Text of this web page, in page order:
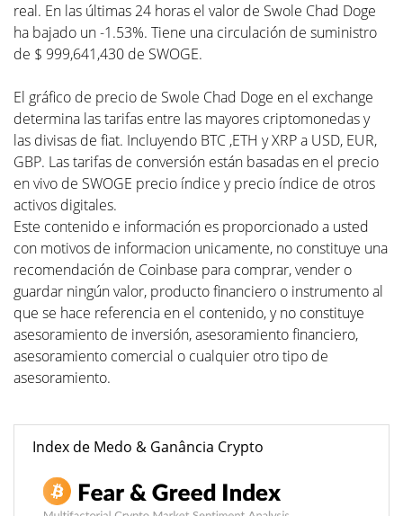
real. En las últimas 24 horas el valor de Swole Chad Doge
ha bajado un -1.53%. Tiene una circulación de suministro
de $ 999,641,430 de SWOGE.
El gráfico de precio de Swole Chad Doge en el exchange
determina las tarifas entre las mayores criptomonedas y
las divisas de fiat. Incluyendo BTC ,ETH y XRP a USD, EUR,
GBP. Las tarifas de conversión están basadas en el precio
en vivo de SWOGE precio índice y precio índice de otros
activos digitales.
Este contenido e información es proporcionado a usted
con motivos de informacion unicamente, no constituye una
recomendación de Coinbase para comprar, vender o
guardar ningún valor, producto financiero o instrumento al
que se hace referencia en el contenido, y no constituye
asesoramiento de inversión, asesoramiento financiero,
asesoramiento comercial o cualquier otro tipo de
asesoramiento.
Index de Medo & Ganância Crypto